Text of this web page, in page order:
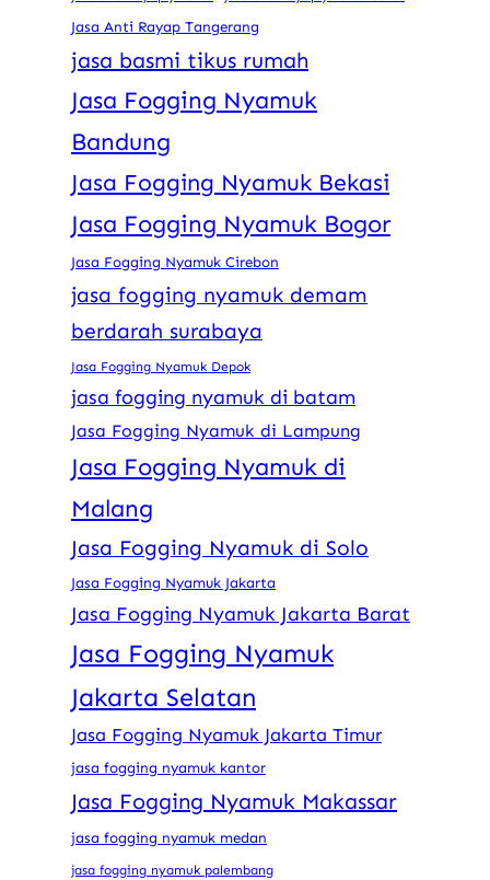
Jasa Anti Rayap Tangerang
jasa basmi tikus rumah
Jasa Fogging Nyamuk
Bandung
Jasa Fogging Nyamuk Bekasi
Jasa Fogging Nyamuk Bogor
Jasa Fogging Nyamuk Cirebon
jasa fogging nyamuk demam
berdarah surabaya
Jasa Fogging Nyamuk Depok
jasa fogging nyamuk di batam
Jasa Fogging Nyamuk di Lampung
Jasa Fogging Nyamuk di
Malang
Jasa Fogging Nyamuk di Solo
Jasa Fogging Nyamuk Jakarta
Jasa Fogging Nyamuk Jakarta Barat
Jasa Fogging Nyamuk
Jakarta Selatan
Jasa Fogging Nyamuk Jakarta Timur
jasa fogging nyamuk kantor
Jasa Fogging Nyamuk Makassar
jasa fogging nyamuk medan
jasa fogging nyamuk palembang